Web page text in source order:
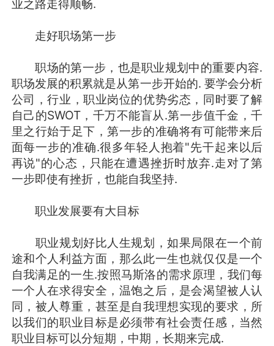
业之路走得顺畅.
走好职场第一步
职场的第一步，也是职业规划中的重要内容.
职场发展的积累就是从第一步开始的. 要学会分析
公司，行业，职业岗位的优势劣态，同时要了解
自己的SWOT，千万不能盲从.第一步值千金，千
里之行始于足下，第一步的准确将有可能带来后
面每一步的准确.很多年轻人抱着"先干起来以后
再说"的心态，只能在遭遇挫折时放弃.走对了第
一步即使有挫折，也能自我坚持.
职业发展要有大目标
职业规划好比人生规划，如果局限在一个前
途和个人利益方面，那么此一生也就仅仅是一个
自我满足的一生.按照马斯洛的需求原理，我们每
一个人在求得安全，温饱之后，是会渴望被人认
同，被人尊重，甚至是自我理想实现的要求，所
以我们的职业目标是必须带有社会责任感，当然
职业目标可以分短期，中期，长期来完成.